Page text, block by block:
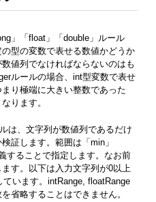
」「float」「double」ルール
型の変数で表せる数値かどうか
値列でなければならないのはも
ルールの場合、int型変数で表せ
り極端に大きい整数であった
ります。
は、文字列が数値列であるだけ
証します。範囲は「min」
することで指定します。なお前
す。以下は入力文字列が0以上
います。intRange, floatRange
省略することはできません。